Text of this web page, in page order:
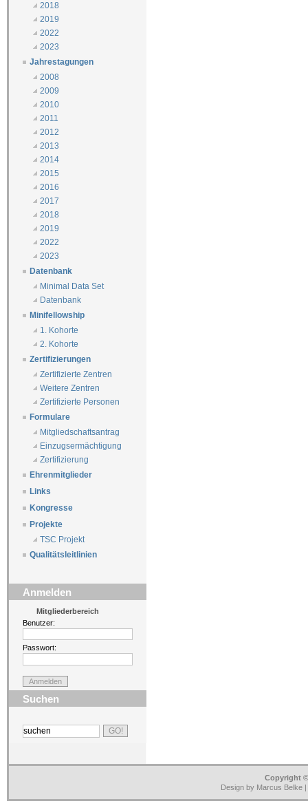
2018
2019
2022
2023
Jahrestagungen
2008
2009
2010
2011
2012
2013
2014
2015
2016
2017
2018
2019
2022
2023
Datenbank
Minimal Data Set
Datenbank
Minifellowship
1. Kohorte
2. Kohorte
Zertifizierungen
Zertifizierte Zentren
Weitere Zentren
Zertifizierte Personen
Formulare
Mitgliedschaftsantrag
Einzugsermächtigung
Zertifizierung
Ehrenmitglieder
Links
Kongresse
Projekte
TSC Projekt
Qualitätsleitlinien
Anmelden
Mitgliederbereich
Benutzer:
Passwort:
Suchen
Copyright
Design by Marcus Belke